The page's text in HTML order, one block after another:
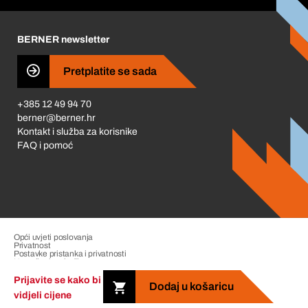
Prijavite se kako bi
vidjeli cijene
Dodaj u košaricu
Business Conduct
BERNER newsletter
Pretplatite se sada
+385 12 49 94 70
berner@berner.hr
Kontakt i služba za korisnike
FAQ i pomoć
Copyright &copy; 2026 The Berner Group. All rights reserved.
Opći uvjeti poslovanja
Privatnost
Postavke pristanka i privatnosti
Upravljanje pritužbama